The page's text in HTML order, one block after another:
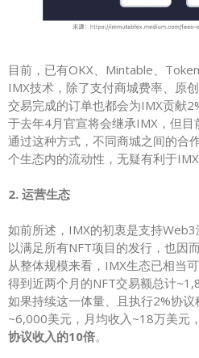
目前，已有OKX、Mintable、
IMX技术，除了支付商城费率、原
交易完成的订单也都会为IMX贡献
于去年4月官宣将会继承IMX，但目
通过这种方式，不同商城之间的合
个生态内的流动性，无疑有利于IMX
2. 运营生态
如前所述，IMX的初衷是支持
以满足所有NFT项目的发行，也因
从整体规模来看，IMX生态已相当
得到近两个月的NFT交易额总计
如果持续这一体量、且执行2%协
~6,000美元，月均收入~18万美元，
协议收入的10倍。